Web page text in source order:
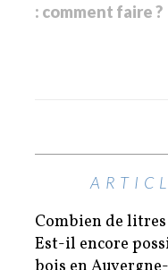
: comment faire ?
Combien de
Est-il encore